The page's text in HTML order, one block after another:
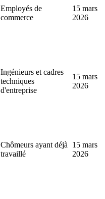
Employés de
commerce
15 mars
2026
Ingénieurs et cadres
techniques
d'entreprise
15 mars
2026
Chômeurs ayant déjà
travaillé
15 mars
2026